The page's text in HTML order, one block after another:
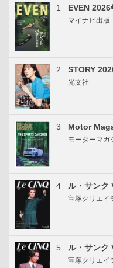
1 EVEN
マイナビ出版
2 STORY
光文社
3 Motor
モーターマガ
4 ル・サンク
宝塚クリエイ
5 ル・サンク
宝塚クリエイ